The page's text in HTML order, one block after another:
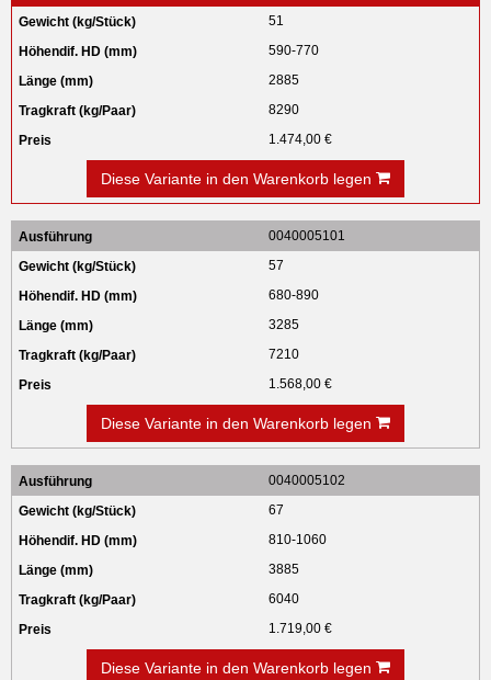
51
590-770
2885
8290
1.474,00 €
Diese Variante in den Warenkorb legen
0040005101
57
680-890
3285
7210
1.568,00 €
Diese Variante in den Warenkorb legen
0040005102
67
810-1060
3885
6040
1.719,00 €
Diese Variante in den Warenkorb legen